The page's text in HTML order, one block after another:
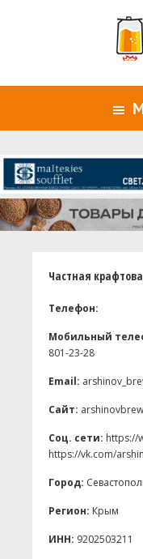
Частная
Телефон:
Мобильный
801-23-28
Email:
Сайт:
Соц. сети: https://
https://vk.com/
Город:
Регион: Крым
ИНН: 9202503211